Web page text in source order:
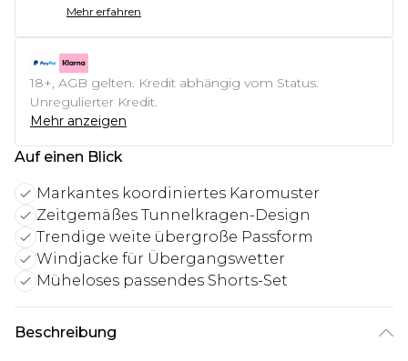
Mehr erfahren
18+, AGB gelten. Kredit abhängig vom Status.
Unregulierter Kredit.
Mehr anzeigen
Auf einen Blick
Markantes koordiniertes Karomuster
Zeitgemäßes Tunnelkragen-Design
Trendige weite übergroße Passform
Windjacke für Übergangswetter
Müheloses passendes Shorts-Set
Beschreibung